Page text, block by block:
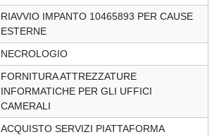
RIAVVIO IMPANTO 10465893 PER CAUSE
ESTERNE
NECROLOGIO
FORNITURA ATTREZZATURE
INFORMATICHE PER GLI UFFICI
CAMERALI
ACQUISTO SERVIZI PIATTAFORMA